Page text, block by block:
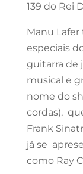
139 do Rei
Manu
especiais
guitarra de
musical e
nome do
cordas),
Frank
já se
como Ray